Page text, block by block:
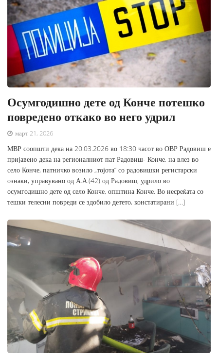
Осумгодишно дете од Конче потешко
повредено откако во него удрил
март 21, 2026
МВР соопшти дека на 20.03.2026 во 18:30 часот во ОВР Радовиш е
пријавено дека на регионалниот пат Радовиш- Конче, на влез во
село Конче, патничко возило „тојота“ со радовишки регистарски
ознаки, управувано од А.А.(42) од Радовиш, удрило во
осумгодишно дете од село Конче, општина Конче. Во несреќата со
тешки телесни повреди се здобило детето, констатирани […]